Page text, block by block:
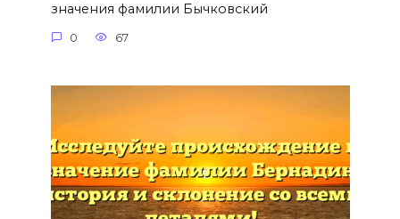
значения фамилии Бычковский
0 67